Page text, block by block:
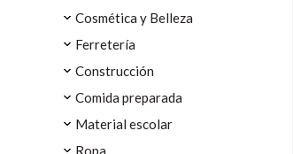
Cosmética y Belleza
Ferretería
Construcción
Comida preparada
Material escolar
Ropa